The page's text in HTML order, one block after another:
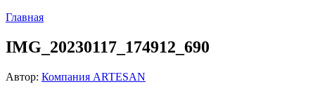
Главная
IMG_20230117_174912_690
Автор: Компания ARTESAN